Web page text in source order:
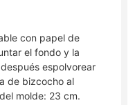
con papel de
el fondo y la
espolvorear
de bizcocho al
molde: 23 cm.